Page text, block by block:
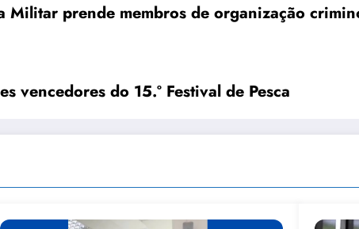
Militar prende membros de organização
vencedores do 15.º Festival de Pesca